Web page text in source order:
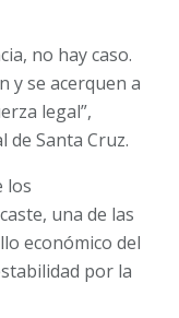
no hay caso.
y se acerquen a
legal”,
de Santa Cruz.
los
una de las
económico del
por la